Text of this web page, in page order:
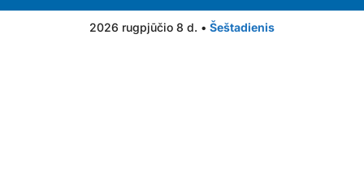
2026 rugpjūčio 8 d. • Šeštadienis